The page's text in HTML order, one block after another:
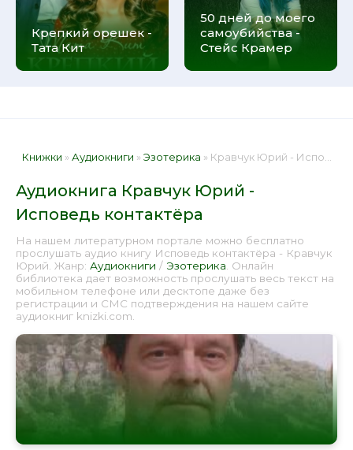
Крепкий орешек -
Тата Кит
50 дней до моего
самоубийства -
Стейс Крамер
Книжки »Аудиокниги »Эзотерика » Кравчук Юрий - Исповедь контактёра 📕 - Книга онлайн бесплатно
Аудиокнига Кравчук Юрий -
Исповедь контактёра
На нашем литературном портале можно бесплатно
прослушать аудио книгу Исповедь контактёра - Кравчук
Юрий. Жанр: Аудиокниги / Эзотерика . Онлайн
библиотека дает возможность прослушать весь текст на
мобильном телефоне или десктопе даже без
регистрации и СМС подтверждения на нашем сайте
аудиокниг knizki.com.